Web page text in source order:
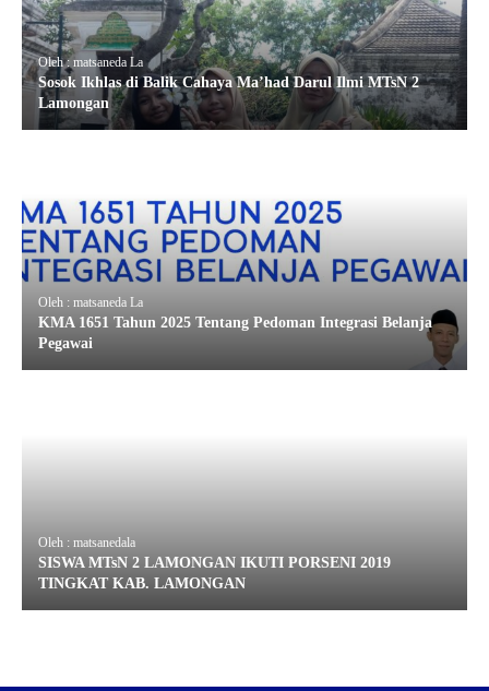
Oleh : matsaneda La
Sosok Ikhlas di Balik Cahaya Ma’had Darul Ilmi MTsN 2
Lamongan
Oleh : matsaneda La
KMA 1651 Tahun 2025 Tentang Pedoman Integrasi Belanja
Pegawai
Oleh : matsanedala
SISWA MTsN 2 LAMONGAN IKUTI PORSENI 2019
TINGKAT KAB. LAMONGAN